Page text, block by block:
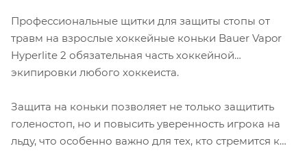
Профессиональные щитки для защиты стопы от
травм на взрослые хоккейные коньки Bauer Vapor
Hyperlite 2 обязательная часть хоккейной
экипировки любого хоккеиста.
Защита на коньки позволяет не только защитить
голеностоп, но и повысить уверенность игрока на
льду, что особенно важно для тех, кто стремится к